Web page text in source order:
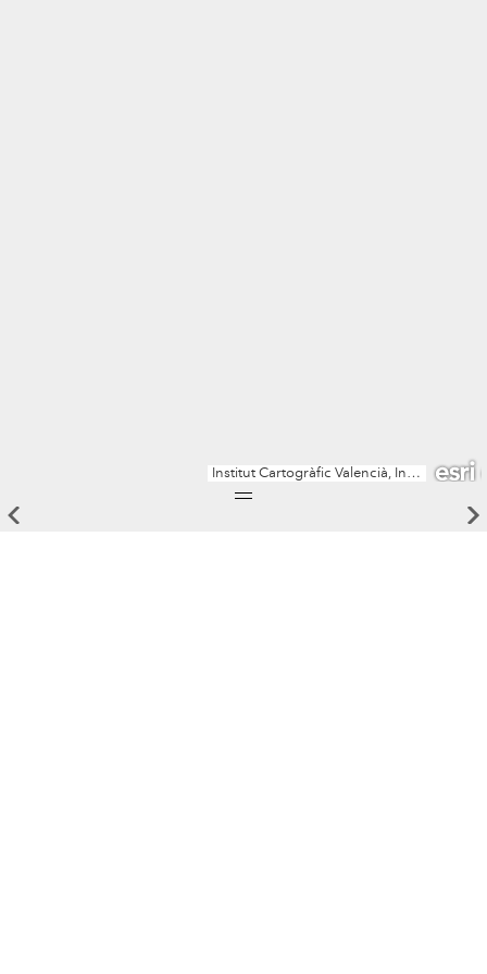
Institut Cartogràfic Valencià, Instituto Geográfico Nacional, Esri, TomTom, Garmin, METI/NASA, USGS